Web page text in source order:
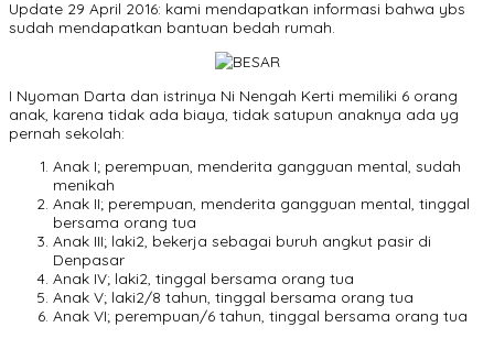
Update 29 April 2016: kami mendapatkan informasi bahwa ybs
sudah mendapatkan bantuan bedah rumah.
I Nyoman Darta dan istrinya Ni Nengah Kerti memiliki 6 orang
anak, karena tidak ada biaya, tidak satupun anaknya ada yg
pernah sekolah:
Anak I; perempuan, menderita gangguan mental, sudah
menikah
Anak II; perempuan, menderita gangguan mental, tinggal
bersama orang tua
Anak III; laki2, bekerja sebagai buruh angkut pasir di
Denpasar
Anak IV; laki2, tinggal bersama orang tua
Anak V; laki2/8 tahun, tinggal bersama orang tua
Anak VI; perempuan/6 tahun, tinggal bersama orang tua